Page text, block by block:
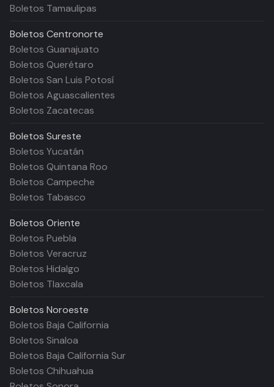
Boletos Tamaulipas
Boletos Centronorte
Boletos Guanajuato
Boletos Querétaro
Boletos San Luis Potosí
Boletos Aguascalientes
Boletos Zacatecas
Boletos Sureste
Boletos Yucatán
Boletos Quintana Roo
Boletos Campeche
Boletos Tabasco
Boletos Oriente
Boletos Puebla
Boletos Veracruz
Boletos Hidalgo
Boletos Tlaxcala
Boletos Noroeste
Boletos Baja California
Boletos Sinaloa
Boletos Baja California Sur
Boletos Chihuahua